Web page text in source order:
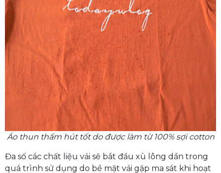
Áo thun thấm hút tốt do được làm từ 100% sợi cotton
Đa số các chất liệu vải sẽ bắt đầu xù lông dần trong
quá trình sử dụng do bề mặt vải gặp ma sát khi hoạt